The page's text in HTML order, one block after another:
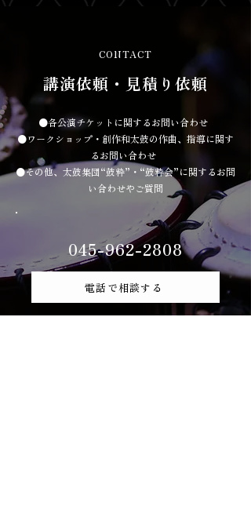
CONTACT
講演依頼・見積り依頼
●各公演チケットに関するお問い合わせ
●ワークショップ・創作和太鼓の作曲、指導に関す
るお問い合わせ
●その他、太鼓集団“鼓粋”・“鼓粋会”に関するお問
い合わせやご質問
045-962-2808
電話で相談する